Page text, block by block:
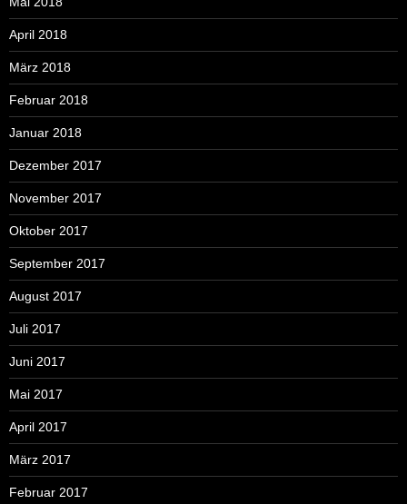
April 2018
März 2018
Februar 2018
Januar 2018
Dezember 2017
November 2017
Oktober 2017
September 2017
August 2017
Juli 2017
Juni 2017
Mai 2017
April 2017
März 2017
Februar 2017